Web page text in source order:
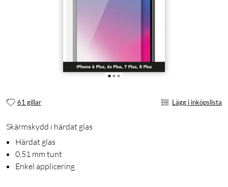
61 gillar Lägg i inköpslista
Skärmskydd i härdat glas
Härdat glas
0,51 mm tunt
Enkel applicering